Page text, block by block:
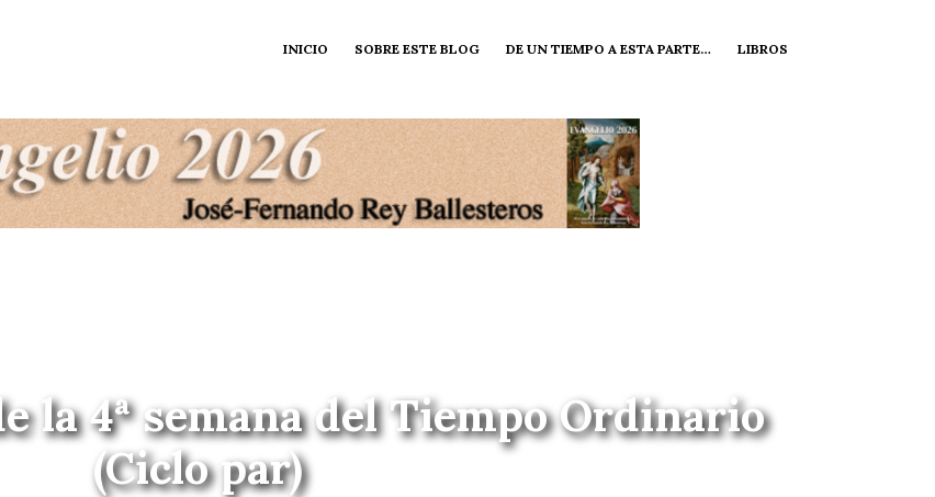
INICIO SOBRE ESTE BLOG DE UN TIEMPO A ESTA PARTE… LIBROS
la 4ª semana del Tiempo Ordinario
(Ciclo par)